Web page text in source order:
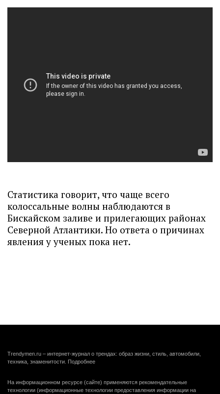
Статистика говорит, что чаще всего
колоссальные волны наблюдаются в
Бискайском заливе и прилегающих районах
Северной Атлантики. Но ответа о причинах
явления у ученых пока нет.
Trendymen.ru – интернет-журнал о трендах: образ жизни, стиль, автомобили,
техника, знаменитости. Подробнее
На информационном ресурсе (сайте) применяются рекомендательные
технологии (информационные технологии предоставления информации на